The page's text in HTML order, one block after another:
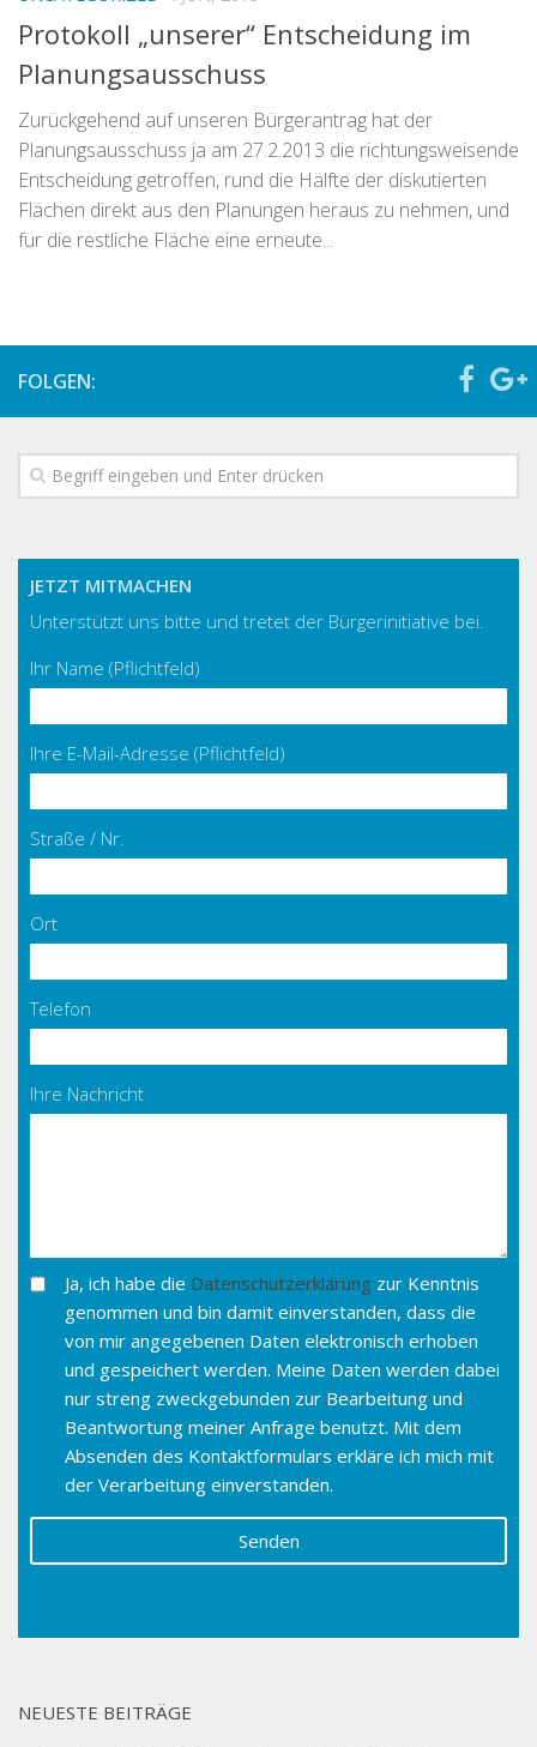
Protokoll „unserer“ Entscheidung im
Planungsausschuss
Zurückgehend auf unseren Bürgerantrag hat der
Planungsausschuss ja am 27.2.2013 die richtungsweisende
Entscheidung getroffen, rund die Hälfte der diskutierten
Flächen direkt aus den Planungen heraus zu nehmen, und
für die restliche Fläche eine erneute...
FOLGEN:
JETZT MITMACHEN
Unterstützt uns bitte und tretet der Bürgerinitiative bei.
Ihr Name (Pflichtfeld)
Ihre E-Mail-Adresse (Pflichtfeld)
Straße / Nr.
Ort
Telefon
Ihre Nachricht
Ja, ich habe die Datenschutzerklärung zur Kenntnis
genommen und bin damit einverstanden, dass die
von mir angegebenen Daten elektronisch erhoben
und gespeichert werden. Meine Daten werden dabei
nur streng zweckgebunden zur Bearbeitung und
Beantwortung meiner Anfrage benutzt. Mit dem
Absenden des Kontaktformulars erkläre ich mich mit
der Verarbeitung einverstanden.
NEUESTE BEITRÄGE